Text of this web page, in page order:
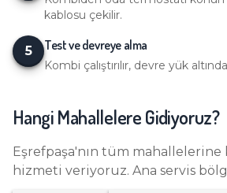
kablosu çekilir.
5 Test ve devreye alma
Kombi çalıştırılır, devre yük
Hangi Mahallelere Gidiyoruz?
Eşrefpaşa'nın tüm mahallelerine
hizmeti veriyoruz. Ana servis